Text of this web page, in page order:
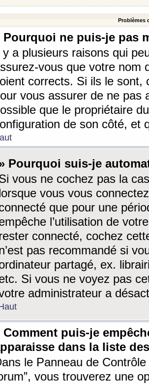
Problèmes
Pourquoi ne puis-je pas
y a plusieurs raisons qui
vous que votre nom
corrects. Si ils le sont,
vous assurer de ne pas
que le propriétaire
de son côté, et
Pourquoi suis-je
vous ne cochez pas la
vous vous
que pour une
l’utilisation de
connecté, cochez
pas recommandé si
partagé, ex.
Si vous ne voyez pas
administrateur a
Comment puis-je
dans la liste
le Panneau de
vous trouverez une